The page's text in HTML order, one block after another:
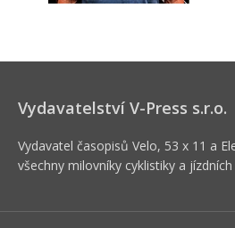
Vydavatelství V-Press s.r.o.
Vydavatel časopisů Velo, 53 x 11 a
všechny milovníky cyklistiky a jízdních